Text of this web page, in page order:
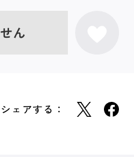
ん
シェアする：